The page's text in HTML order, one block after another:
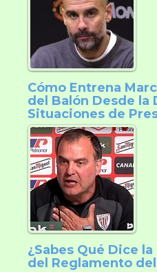
Cómo Entrena
del Balón Desde la
Situaciones de
¿Sabes Qué Dice
del Reglamento